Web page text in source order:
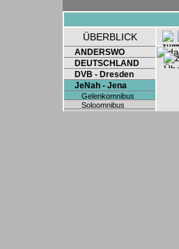
ÜBERBLICK
ANDERSWO
DEUTSCHLAND
DVB - Dresden
JeNah - Jena
Gelenkomnibus
Soloomnibus
Sonderwagen